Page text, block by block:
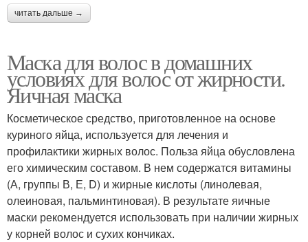
читать дальше →
Маска для волос в домашних
условиях для волос от жирности.
Яичная маска
Косметическое средство, приготовленное на основе
куриного яйца, используется для лечения и
профилактики жирных волос. Польза яйца обусловлена
его химическим составом. В нем содержатся витамины
(А, группы В, Е, D) и жирные кислоты (линолевая,
олеиновая, пальминтиновая). В результате яичные
маски рекомендуется использовать при наличии жирных
у корней волос и сухих кончиках.